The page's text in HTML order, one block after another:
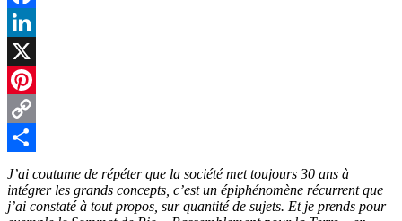
Facebook
LinkedIn
X
Pinterest
Copy
Link
Partager
J’ai coutume de répéter que la société met toujours 30 ans à
intégrer les grands concepts, c’est un épiphénomène récurrent que
j’ai constaté à tout propos, sur quantité de sujets. Et je prends pour